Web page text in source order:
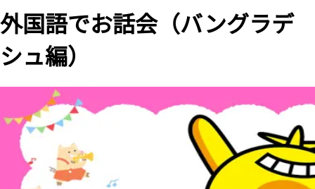
外国語でお話会（バングラデ
シュ編）